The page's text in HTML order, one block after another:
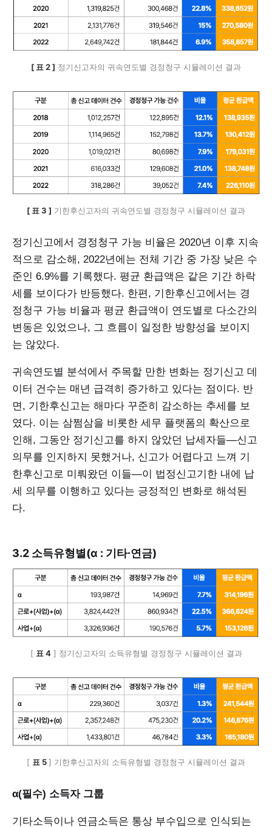
[ 표 2 ] 정기신고자의 귀속연도별 경정청구 시뮬레이션 결과
[ 표 3 ] 기한후신고자의 귀속연도별 경정청구 시뮬레이션 결과
정기신고에서 경정청구 가능 비율은 2020년 이후 지속
적으로 감소해, 2022년에는 전체 기간 중 가장 낮은 수
준인 6.9%를 기록했다. 평균 환급액은 같은 기간 하락
세를 보이다가 반등했다. 한편, 기한후신고에서는 경
정청구 가능 비율과 평균 환급액이 연도별로 다소간의
변동은 있었으나, 그 흐름이 일정한 방향성을 보이지
는 않았다.
귀속연도별 분석에서 주목할 만한 변화는 정기신고 데
이터 건수는 매년 급격히 증가하고 있다는 점이다. 반
면, 기한후신고는 해마다 꾸준히 감소하는 추세를 보
였다. 이는 삼쩜삼을 비롯한 세무 플랫폼의 확산으로
인해, 그동안 정기신고를 하지 않았던 납세자들—신고
의무를 인지하지 못했거나, 신고가 어렵다고 느껴 기
한후신고로 미뤄왔던 이들—이 법정신고기한 내에 납
세 의무를 이행하고 있다는 긍정적인 변화로 해석된
다.
3.2 소득유형별(α : 기타∙연금)
[ 표 4 ] 정기신고자의 소득유형별 경정청구 시뮬레이션 결과
[ 표 5 ] 기한후신고자의 소득유형별 경정청구 시뮬레이션 결과
α(필수) 소득자 그룹
기타소득이나 연금소득은 통상 부수입으로 인식되는